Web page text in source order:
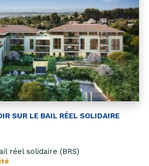
SUR LE BAIL RÉEL SOLIDAIRE
réel solidaire (BRS)